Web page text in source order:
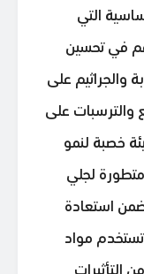
التي
في تحسين
والجراثيم على
والترسبات على
خصبة لنمو
متطورة لجلي
استعادة
مواد
التأثيرات